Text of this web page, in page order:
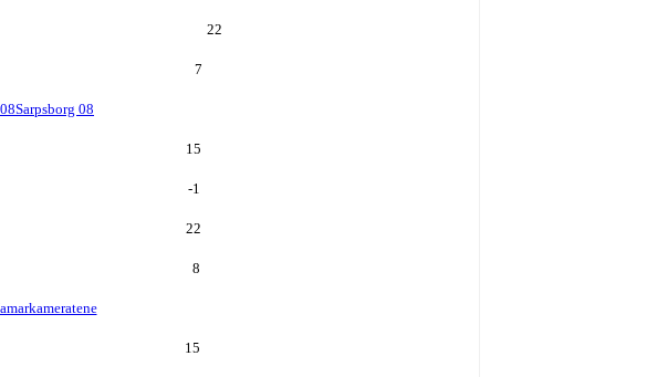
22
7
Sarpsborg 08
15
-1
22
8
15